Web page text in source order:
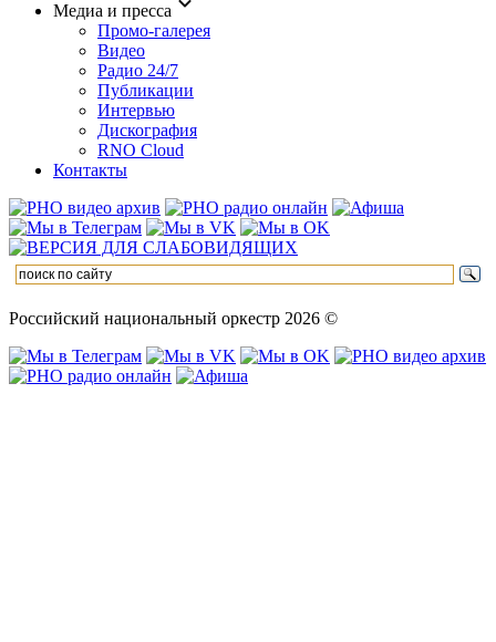
Медиа и пресса
Промо-галерея
Видео
Радио 24/7
Публикации
Интервью
Дискография
RNO Cloud
Контакты
Российский национальный оркестр 2026 ©